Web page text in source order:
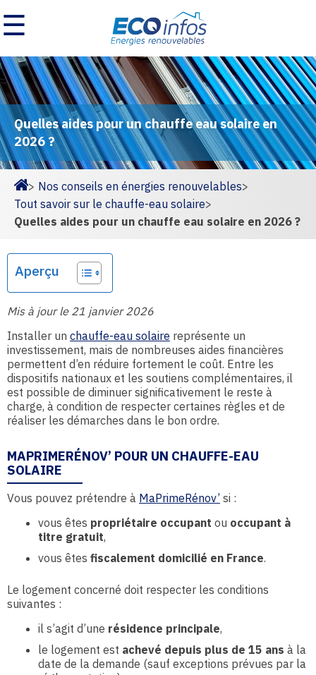
☰
Quelles aides pour un chauffe eau solaire en
2026 ?
Homepage
> Nos conseils en énergies renouvelables>
Tout savoir sur le chauffe-eau solaire>
Quelles aides pour un chauffe eau solaire en 2026 ?
Aperçu
Mis à jour le 21 janvier 2026
Installer un chauffe-eau solaire représente un
investissement, mais de nombreuses aides financières
permettent d’en réduire fortement le coût. Entre les
dispositifs nationaux et les soutiens complémentaires, il
est possible de diminuer significativement le reste à
charge, à condition de respecter certaines règles et de
réaliser les démarches dans le bon ordre.
MAPRIMERÉNOV’ POUR UN CHAUFFE-EAU
SOLAIRE
Vous pouvez prétendre à MaPrimeRénov’ si :
vous êtes propriétaire occupant ou occupant à
titre gratuit,
vous êtes fiscalement domicilié en France.
Le logement concerné doit respecter les conditions
suivantes :
il s’agit d’une résidence principale,
le logement est achevé depuis plus de 15 ans à la
date de la demande (sauf exceptions prévues par la